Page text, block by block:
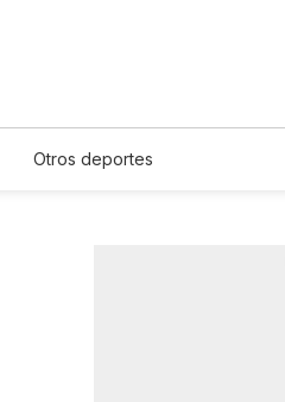
Otros deportes